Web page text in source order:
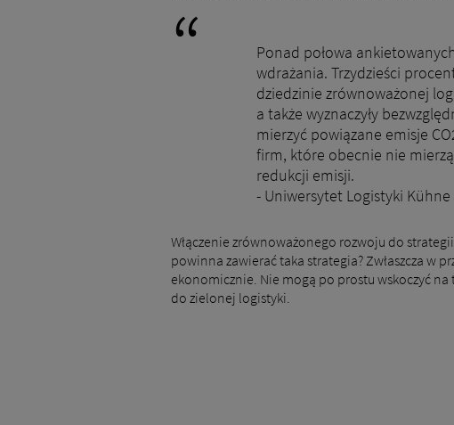
Ponad połowa
wdrażania. Trzydzieści
dziedzinie zrównoważonej
a także wyznaczyły
mierzyć powiązane emisje
firm, które obecnie nie
redukcji emisji.
- Uniwersytet Logistyki
Włączenie zrównoważonego rozwoju do
powinna zawierać taka strategia? Zwłaszcza w
ekonomicznie. Nie mogą po prostu wskoczyć
do zielonej logistyki.